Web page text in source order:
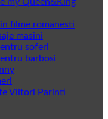
filme romanesti
masini
soferi
barbosi
Viitori Parinti